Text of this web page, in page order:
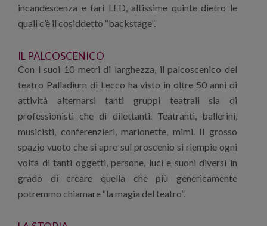
incandescenza e fari LED, altissime quinte dietro le
quali c’è il cosiddetto “backstage”.
IL PALCOSCENICO
Con i suoi 10 metri di larghezza, il palcoscenico del
teatro Palladium di Lecco ha visto in oltre 50 anni di
attività alternarsi tanti gruppi teatrali sia di
professionisti che di dilettanti. Teatranti, ballerini,
musicisti, conferenzieri, marionette, mimi. Il grosso
spazio vuoto che si apre sul proscenio si riempie ogni
volta di tanti oggetti, persone, luci e suoni diversi in
grado di creare quella che più genericamente
potremmo chiamare “la magia del teatro”.